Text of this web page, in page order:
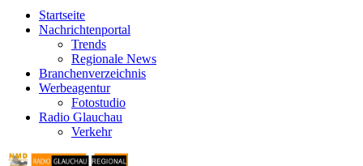
Startseite
Nachrichtenportal
Trends
Regionale News
Branchenverzeichnis
Werbeagentur
Fotostudio
Radio Glauchau
Verkehr